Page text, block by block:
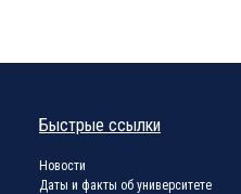
Быстрые ссылки
Новости
Даты и факты об университете